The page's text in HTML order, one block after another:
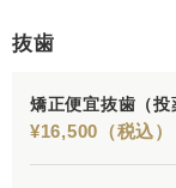
抜歯
矯正便宜抜歯（投
¥16,500（税込